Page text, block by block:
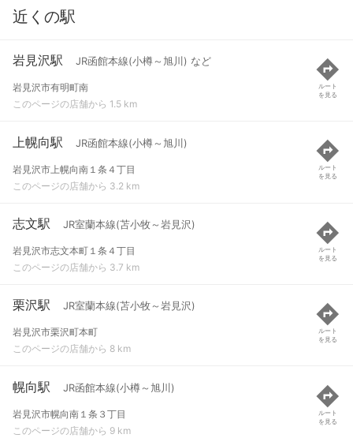
近くの駅
岩見沢駅 JR函館本線(小樽～旭川) など
岩見沢市有明町南
このページの店舗から 1.5 km
ルート
を見る
上幌向駅 JR函館本線(小樽～旭川)
岩見沢市上幌向南１条４丁目
このページの店舗から 3.2 km
ルート
を見る
志文駅 JR室蘭本線(苫小牧～岩見沢)
岩見沢市志文本町１条４丁目
このページの店舗から 3.7 km
ルート
を見る
栗沢駅 JR室蘭本線(苫小牧～岩見沢)
岩見沢市栗沢町本町
このページの店舗から 8 km
ルート
を見る
幌向駅 JR函館本線(小樽～旭川)
岩見沢市幌向南１条３丁目
このページの店舗から 9 km
ルート
を見る